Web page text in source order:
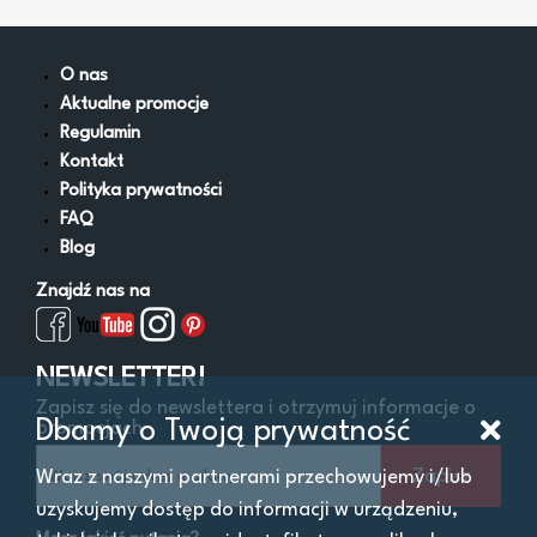
Napełniacze do oleju
Obsługa AdBlue
Pistolety do paliw i oleju
Pompy do oleju
Pompy do paliw
Pozostałe
Smarownice
Zestawy naprawcze gniazd korków oleju
Zlewarki
Filtry
O nas
Aktualne promocje
Regulamin
Kontakt
Polityka prywatności
FAQ
Blog
Znajdź nas na
NEWSLETTER!
Zapisz się do newslettera i otrzymuj informacje o
promocjach
Zapisz
Dbamy o Twoją prywatność
Wraz z naszymi partnerami przechowujemy i/lub
uzyskujemy dostęp do informacji w urządzeniu,